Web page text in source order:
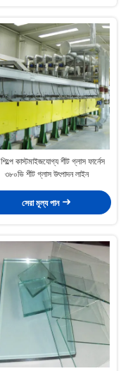
কাস্টমাইজযোগ্য শীট গ্লাস ফার্নেস
৩৮০ভি শীট গ্লাস উৎপাদন লাইন
সেরা মূল্য পান